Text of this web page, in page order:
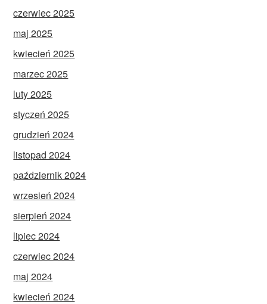
czerwiec 2025
maj 2025
kwiecień 2025
marzec 2025
luty 2025
styczeń 2025
grudzień 2024
listopad 2024
październik 2024
wrzesień 2024
sierpień 2024
lipiec 2024
czerwiec 2024
maj 2024
kwiecień 2024